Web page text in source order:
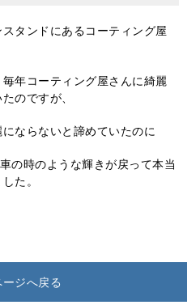
タンドにあるコーティング屋
年コーティング屋さんに綺麗
のですが、
ならないと諦めていたのに
の時のような輝きが戻って本当
た。
ジへ戻る